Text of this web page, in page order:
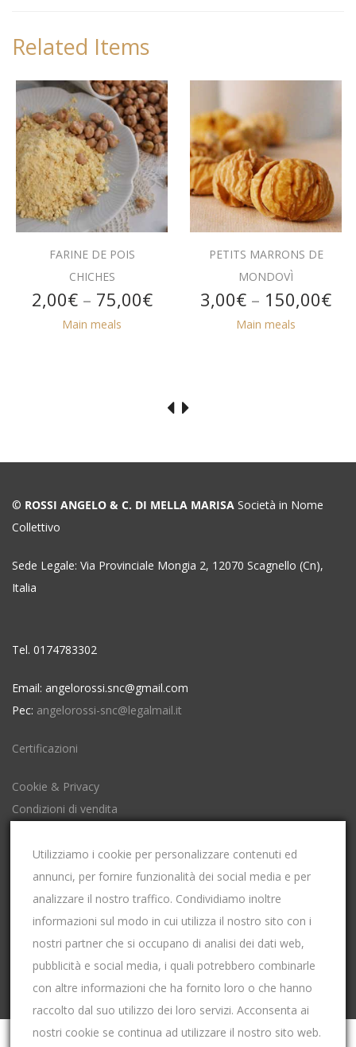
Related Items
FARINE DE POIS
CHICHES
2,00€ – 75,00€Price
Main meals
PETITS MARRONS DE
MONDOVÌ
3,00€ – 150,00€
Main meals
© ROSSI ANGELO & C. DI MELLA MARISA Società in Nome
Collettivo
Sede Legale: Via Provinciale Mongia 2, 12070 Scagnello (Cn),
Italia
Tel. 0174783302
Email: angelorossi.snc@gmail.com
Pec: angelorossi-snc@legalmail.it
Certificazioni
Cookie & Privacy
Condizioni di vendita
P.Iva: 00653600049
Codice Fiscale: 00653600049
Iscrizione al registro imprese di CUNEO
REA: CN-115158
Utilizziamo i cookie per personalizzare contenuti ed
annunci, per fornire funzionalità dei social media e per
analizzare il nostro traffico. Condividiamo inoltre
informazioni sul modo in cui utilizza il nostro sito con i
nostri partner che si occupano di analisi dei dati web,
pubblicità e social media, i quali potrebbero combinarle
con altre informazioni che ha fornito loro o che hanno
raccolto dal suo utilizzo dei loro servizi. Acconsenta ai
nostri cookie se continua ad utilizzare il nostro sito web.